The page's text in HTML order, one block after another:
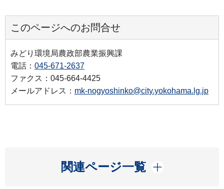
このページへのお問合せ
みどり環境局農政部農業振興課
電話： 045-671-2637
ファクス：045-664-4425
メールアドレス： mk-nogyoshinko@city.yokohama.lg.jp
関連ページ一覧
開く